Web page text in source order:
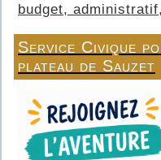
budget,
Service Civique
plateau de Sauzet